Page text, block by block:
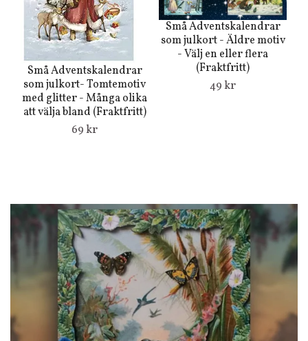
Små Adventskalendrar
som julkort- Tomtemotiv
med glitter - Många olika
att välja bland (Fraktfritt)
69 kr
Små Adventskalendrar
som julkort - Äldre motiv
- Välj en eller flera
(Fraktfritt)
49 kr